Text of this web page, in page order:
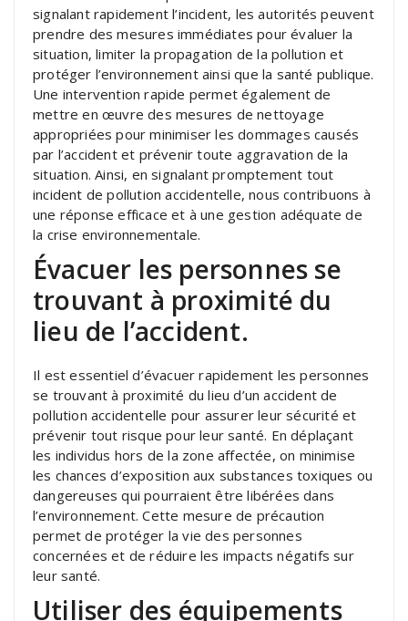
signalant rapidement l’incident, les autorités peuvent
prendre des mesures immédiates pour évaluer la
situation, limiter la propagation de la pollution et
protéger l’environnement ainsi que la santé publique.
Une intervention rapide permet également de
mettre en œuvre des mesures de nettoyage
appropriées pour minimiser les dommages causés
par l’accident et prévenir toute aggravation de la
situation. Ainsi, en signalant promptement tout
incident de pollution accidentelle, nous contribuons à
une réponse efficace et à une gestion adéquate de
la crise environnementale.
Évacuer les personnes se
trouvant à proximité du
lieu de l’accident.
Il est essentiel d’évacuer rapidement les personnes
se trouvant à proximité du lieu d’un accident de
pollution accidentelle pour assurer leur sécurité et
prévenir tout risque pour leur santé. En déplaçant
les individus hors de la zone affectée, on minimise
les chances d’exposition aux substances toxiques ou
dangereuses qui pourraient être libérées dans
l’environnement. Cette mesure de précaution
permet de protéger la vie des personnes
concernées et de réduire les impacts négatifs sur
leur santé.
Utiliser des équipements